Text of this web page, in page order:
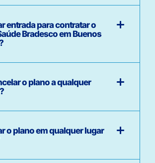
entrada para contratar o
Bradesco em Buenos
o plano a qualquer
o plano em qualquer lugar